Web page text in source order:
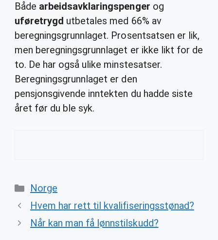
Både arbeidsavklaringspenger og
uføretrygd utbetales med 66% av
beregningsgrunnlaget. Prosentsatsen er lik,
men beregningsgrunnlaget er ikke likt for de
to. De har også ulike minstesatser.
Beregningsgrunnlaget er den
pensjonsgivende inntekten du hadde siste
året før du ble syk.
Categories
Norge
Hvem har rett til kvalifiseringsstønad?
Når kan man få lønnstilskudd?